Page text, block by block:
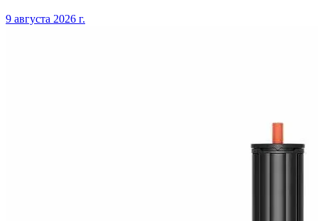
9 августа 2026 г.